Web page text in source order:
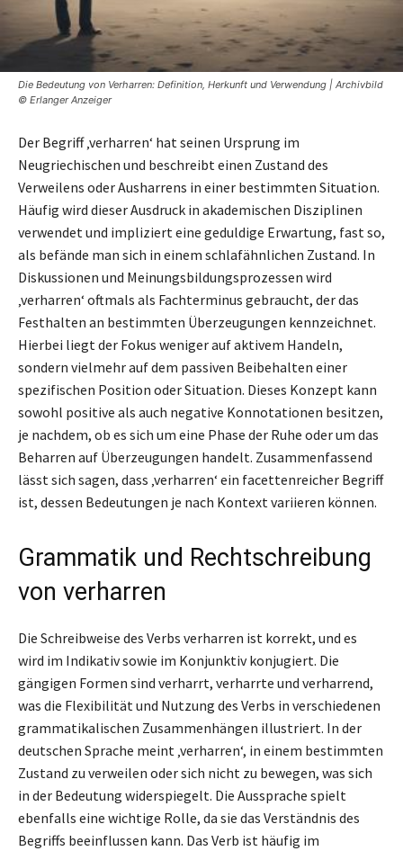
Die Bedeutung von Verharren: Definition, Herkunft und Verwendung | Archivbild
© Erlanger Anzeiger
Der Begriff ‚verharren‘ hat seinen Ursprung im
Neugriechischen und beschreibt einen Zustand des
Verweilens oder Ausharrens in einer bestimmten Situation.
Häufig wird dieser Ausdruck in akademischen Disziplinen
verwendet und impliziert eine geduldige Erwartung, fast so,
als befände man sich in einem schlafähnlichen Zustand. In
Diskussionen und Meinungsbildungsprozessen wird
‚verharren‘ oftmals als Fachterminus gebraucht, der das
Festhalten an bestimmten Überzeugungen kennzeichnet.
Hierbei liegt der Fokus weniger auf aktivem Handeln,
sondern vielmehr auf dem passiven Beibehalten einer
spezifischen Position oder Situation. Dieses Konzept kann
sowohl positive als auch negative Konnotationen besitzen,
je nachdem, ob es sich um eine Phase der Ruhe oder um das
Beharren auf Überzeugungen handelt. Zusammenfassend
lässt sich sagen, dass ‚verharren‘ ein facettenreicher Begriff
ist, dessen Bedeutungen je nach Kontext variieren können.
Grammatik und Rechtschreibung
von verharren
Die Schreibweise des Verbs verharren ist korrekt, und es
wird im Indikativ sowie im Konjunktiv konjugiert. Die
gängigen Formen sind verharrt, verharrte und verharrend,
was die Flexibilität und Nutzung des Verbs in verschiedenen
grammatikalischen Zusammenhängen illustriert. In der
deutschen Sprache meint ‚verharren‘, in einem bestimmten
Zustand zu verweilen oder sich nicht zu bewegen, was sich
in der Bedeutung widerspiegelt. Die Aussprache spielt
ebenfalls eine wichtige Rolle, da sie das Verständnis des
Begriffs beeinflussen kann. Das Verb ist häufig im